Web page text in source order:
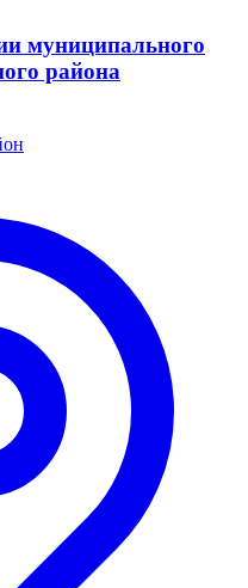
муниципального
района